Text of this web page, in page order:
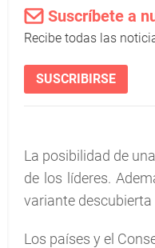
Suscríbete a
Recibe todas las
SUSCRIBIRSE
La posibilidad de
de los líderes.
variante
Los países y el